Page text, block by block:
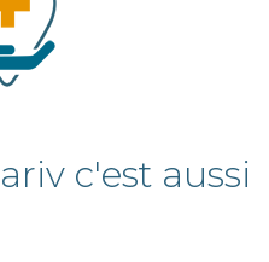
c'est aussi